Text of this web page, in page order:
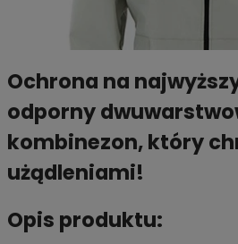
Ochrona na
odporny
kombinezon, który
użądleniami!
Opis produktu: